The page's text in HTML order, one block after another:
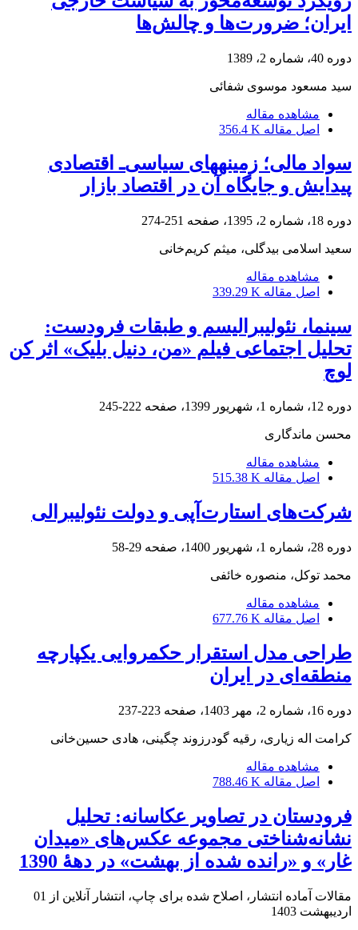
ایران؛ ضرورت‌ها و چالش‌ها
دوره 40، شماره 2، 1389
سید مسعود موسوی شفائی
مشاهده مقاله
اصل مقاله 356.4 K
سواد مالی؛ زمینه‏های سیاسی‌ـ اقتصادی
پیدایش و جایگاه آن در اقتصاد بازار
دوره 18، شماره 2، 1395، صفحه 251-274
سعید اسلامی بیدگلی، میثم کریم‌خانی
مشاهده مقاله
اصل مقاله 339.29 K
سینما، نئولیبرالیسم و طبقات فرودست:
تحلیل اجتماعی فیلم «من، دنیل بلیک» اثر کن
لوچ
دوره 12، شماره 1، شهریور 1399، صفحه 222-245
محسن ماندگاری
مشاهده مقاله
اصل مقاله 515.38 K
شرکت‌های استارت‌آپی و دولت نئولیبرالی
دوره 28، شماره 1، شهریور 1400، صفحه 29-58
محمد توکل، منصوره خائفی
مشاهده مقاله
اصل مقاله 677.76 K
طراحی مدل استقرار حکمروایی یکپارچه
منطقه‌ای در ایران
دوره 16، شماره 2، مهر 1403، صفحه 223-237
کرامت اله زیاری، رقیه گودرزوند چگینی، هادی حسین‌خانی
مشاهده مقاله
اصل مقاله 788.46 K
فرودستان در تصاویر عکاسانه: تحلیل
نشانه‌شناختی مجموعه‌ عکس‌های «میدان
غار» و «رانده شده از بهشت» در دهۀ 1390
مقالات آماده انتشار، اصلاح شده برای چاپ، انتشار آنلاین از
01
اردیبهشت 1403